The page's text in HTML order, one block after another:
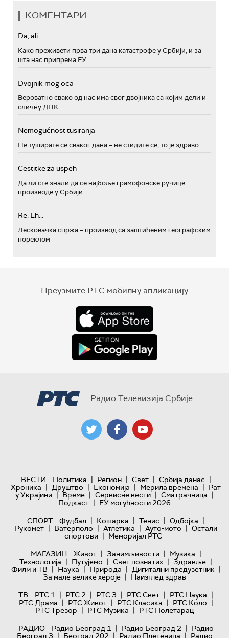
КОМЕНТАРИ
Da, ali...
Како преживети прва три дана катастрофе у Србији, и за
шта нас припрема ЕУ
Dvojnik mog oca
Вероватно свако од нас има свог двојника са којим дели и
сличну ДНК
Nemogućnost tusiranja
Не туширате се сваког дана – не стидите се, то је здраво
Cestitke za uspeh
Да ли сте знали да се најбоље грамофонске ручице
производе у Србији
Re: Eh...
Лесковачка спржа – производ са заштићеним географским
пореклом
Преузмите РТС мобилну апликацију
Радио Телевизија Србије
ВЕСТИ Политика | Регион | Свет | Србија данас |
Хроника | Друштво | Економија | Мерила времена | Рат
у Украјини | Време | Сервисне вести | Сматрачница |
Подкаст | ЕУ могућности 2026
СПОРТ
Фудбал | Кошарка | Тенис | Одбојка |
Рукомет | Ватерполо | Атлетика | Ауто-мото | Остали
спортови | Меморијал РТС
МАГАЗИН
Живот | Занимљивости | Музика |
Технологијa | Путујемо | Свет познатих | Здравље |
Филм и ТВ | Наука | Природа | Дигитални предузетник |
За мале велике хероје | Наизглед здрав
ТВ
РТС 1 | РТС 2 | РТС 3 | РТС Свет | РТС Наука |
РТС Драма | РТС Живот | РТС Класика | РТС Коло |
РТС Трезор | РТС Музика | РТС Полетарац
РАДИО
Радио Београд 1 | Радио Београд 2 | Радио
Београд 3 | Београд 202 | Радио Плетеница | Радио